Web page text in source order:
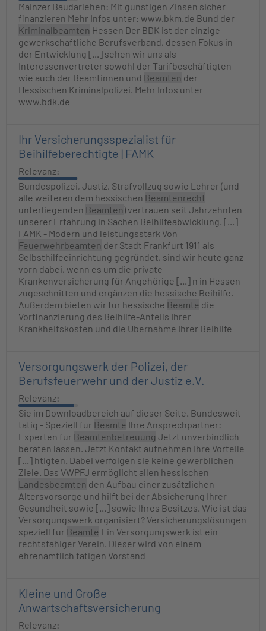
Mainzer Baudarlehen: Mit günstigen Zinsen sicher
finanzieren Mehr Infos unter: www.bkm.de Bund der
Kriminalbeamten Hessen Der BDK ist der einzige
gewerkschaftliche Berufsverband, dessen Fokus in
der Entwicklung [...] sehen wir uns als
Interessenvertreter sowohl der Tarifbeschäftigten
wie auch der Beamtinnen und Beamten der
Hessischen Kriminalpolizei. Mehr Infos unter
www.bdk.de
Ihr Versicherungsspezialist für
Beihilfeberechtigte | FAMK
Relevanz:
Bundespolizei, Justiz, Strafvollzug sowie Lehrer (und
alle weiteren dem hessischen Beamtenrecht
unterliegenden Beamten ) vertrauen seit Jahrzehnten
unserer Erfahrung in Sachen Beihilfeabwicklung. [...]
FAMK - Modern und leistungsstark Von
Feuerwehrbeamten der Stadt Frankfurt 1911 als
Selbsthilfeeinrichtung gegründet, sind wir heute ganz
vorn dabei, wenn es um die private
Krankenversicherung für Angehörige [...] n in Hessen
zugeschnitten und ergänzen die hessische Beihilfe.
Außerdem bieten wir für hessische Beamte die
Vorfinanzierung des Beihilfe-Anteils Ihrer
Krankheitskosten und die Übernahme Ihrer Beihilfe
Versorgungswerk der Polizei, der
Berufsfeuerwehr und der Justiz e.V.
Relevanz:
Sie im Downloadbereich auf dieser Seite. Bundesweit
tätig - Speziell für Beamte Ihre Ansprechpartner:
Experten für Beamtenbetreuung Jetzt unverbindlich
beraten lassen. Jetzt Kontakt aufnehmen Ihre Vorteile
[...] htigten. Dabei verfolgen sie keine gewerblichen
Ziele. Das VWPFJ ermöglicht allen hessischen
Landesbeamten den Aufbau einer zusätzlichen
Altersvorsorge und hilft bei der Absicherung Ihrer
Gesundheit sowie [...] sowie Ihres Besitzes. Wie ist das
Versorgungswerk organisiert? Versicherungslösungen
speziell für Beamte Ein Versorgungswerk ist ein
rechtsfähiger Verein. Dieser wird von einem
ehrenamtlich tätigen Vorstand
Kleine und Große
Anwartschaftsversicherung
Relevanz: